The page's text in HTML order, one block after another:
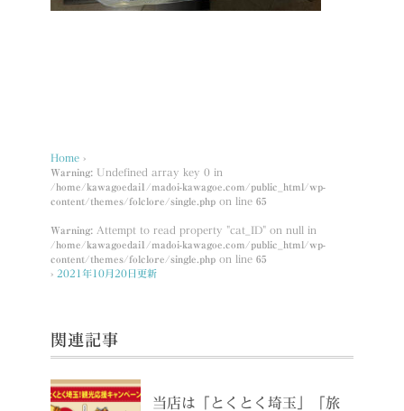
Home ›
Warning: Undefined array key 0 in
/home/kawagoedai1/madoi-kawagoe.com/public_html/wp-
content/themes/folclore/single.php on line 65
Warning: Attempt to read property "cat_ID" on null in
/home/kawagoedai1/madoi-kawagoe.com/public_html/wp-
content/themes/folclore/single.php on line 65
› 2021年10月20日更新
関連記事
当店は「とくとく埼玉」「旅